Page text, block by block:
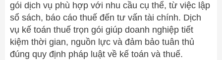
gói dịch vụ phù hợp với nhu cầu cụ thể, từ việc lập
sổ sách, báo cáo thuế đến tư vấn tài chính. Dịch
vụ kế toán thuế trọn gói giúp doanh nghiệp tiết
kiệm thời gian, nguồn lực và đảm bảo tuân thủ
đúng quy định pháp luật về kế toán và thuế.